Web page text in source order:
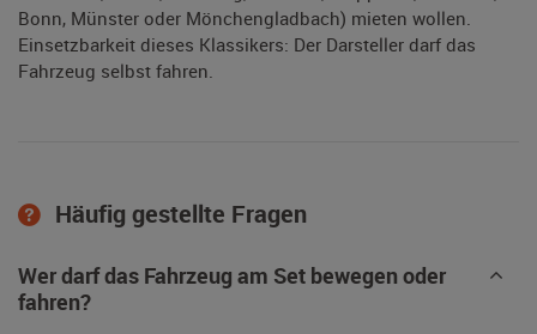
Bonn, Münster oder Mönchengladbach) mieten wollen.
Einsetzbarkeit dieses Klassikers: Der Darsteller darf das
Fahrzeug selbst fahren.
Häufig gestellte Fragen
Wer darf das Fahrzeug am Set bewegen oder
fahren?